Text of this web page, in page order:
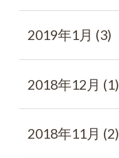
2019年1月 (3)
2018年12月 (1)
2018年11月 (2)